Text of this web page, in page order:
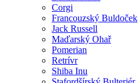
Corgi
Francouzský Buldoček
Jack Russell
Maďarský Ohař
Pomerian
Retrívr
Shiba Inu